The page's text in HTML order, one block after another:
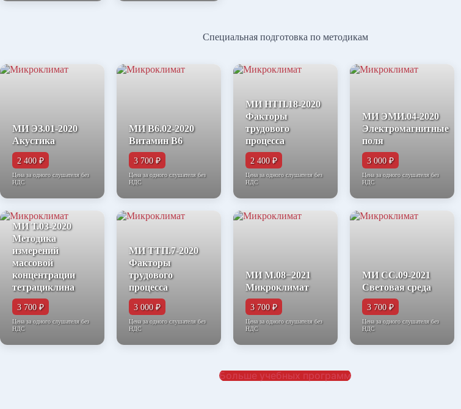
Специальная подготовка по методикам
МИ ЭЗ.01-2020
Акустика
2 400 ₽
Цена за одного слушателя без
НДС
МИ В6.02-2020
Витамин В6
3 700 ₽
Цена за одного слушателя без
НДС
МИ НТП.18-2020
Факторы
трудового
процесса
2 400 ₽
Цена за одного слушателя без
НДС
МИ ЭМИ.04-2020
Электромагнитные
поля
3 000 ₽
Цена за одного слушателя без
НДС
МИ Т.03-2020
Методика
измерений
массовой
концентрации
тетрациклина
3 700 ₽
Цена за одного слушателя без
НДС
МИ ТТП.7-2020
Факторы
трудового
процесса
3 000 ₽
Цена за одного слушателя без
НДС
МИ М.08−2021
Микроклимат
3 700 ₽
Цена за одного слушателя без
НДС
МИ СС.09-2021
Световая среда
3 700 ₽
Цена за одного слушателя без
НДС
Больше учебных программ